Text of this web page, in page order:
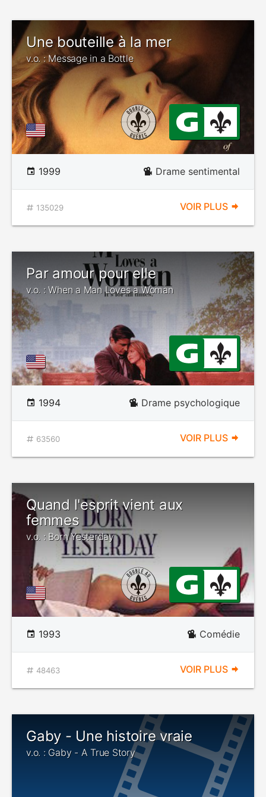
Une bouteille à la mer
v.o. : Message in a Bottle
1999 Drame sentimental
135029 VOIR PLUS
Par amour pour elle
v.o. : When a Man Loves a Woman
1994 Drame psychologique
63560 VOIR PLUS
Quand l'esprit vient aux
femmes
v.o. : Born Yesterday
1993 Comédie
48463 VOIR PLUS
Gaby - Une histoire vraie
v.o. : Gaby - A True Story